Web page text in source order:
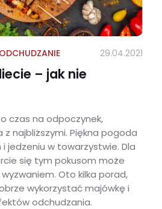
ODCHUDZANIE 29.04.2021
– jak nie
czas na odpoczynek,
najbliższymi. Piękna pogoda
jedzeniu w towarzystwie. Dla
się tym pokusom może
Oto kilka porad,
wykorzystać majówkę i
odchudzania.